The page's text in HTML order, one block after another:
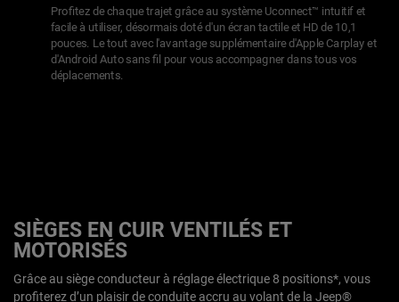
Profitez de chaque trajet grâce au système Uconnect™ intuitif et
facile à utiliser, désormais doté d'un écran tactile et HD de 10,1
pouces. Le tout avec l'avantage supplémentaire d'Apple Carplay et
d'Android Auto sans fil pour vous accompagner dans tous vos
déplacements.
SIÈGES EN CUIR VENTILÉS ET
MOTORISÉS
Grâce au siège conducteur à réglage électrique 8 positions*, vous
profiterez d’un plaisir de conduite accru au volant de la Jeep®